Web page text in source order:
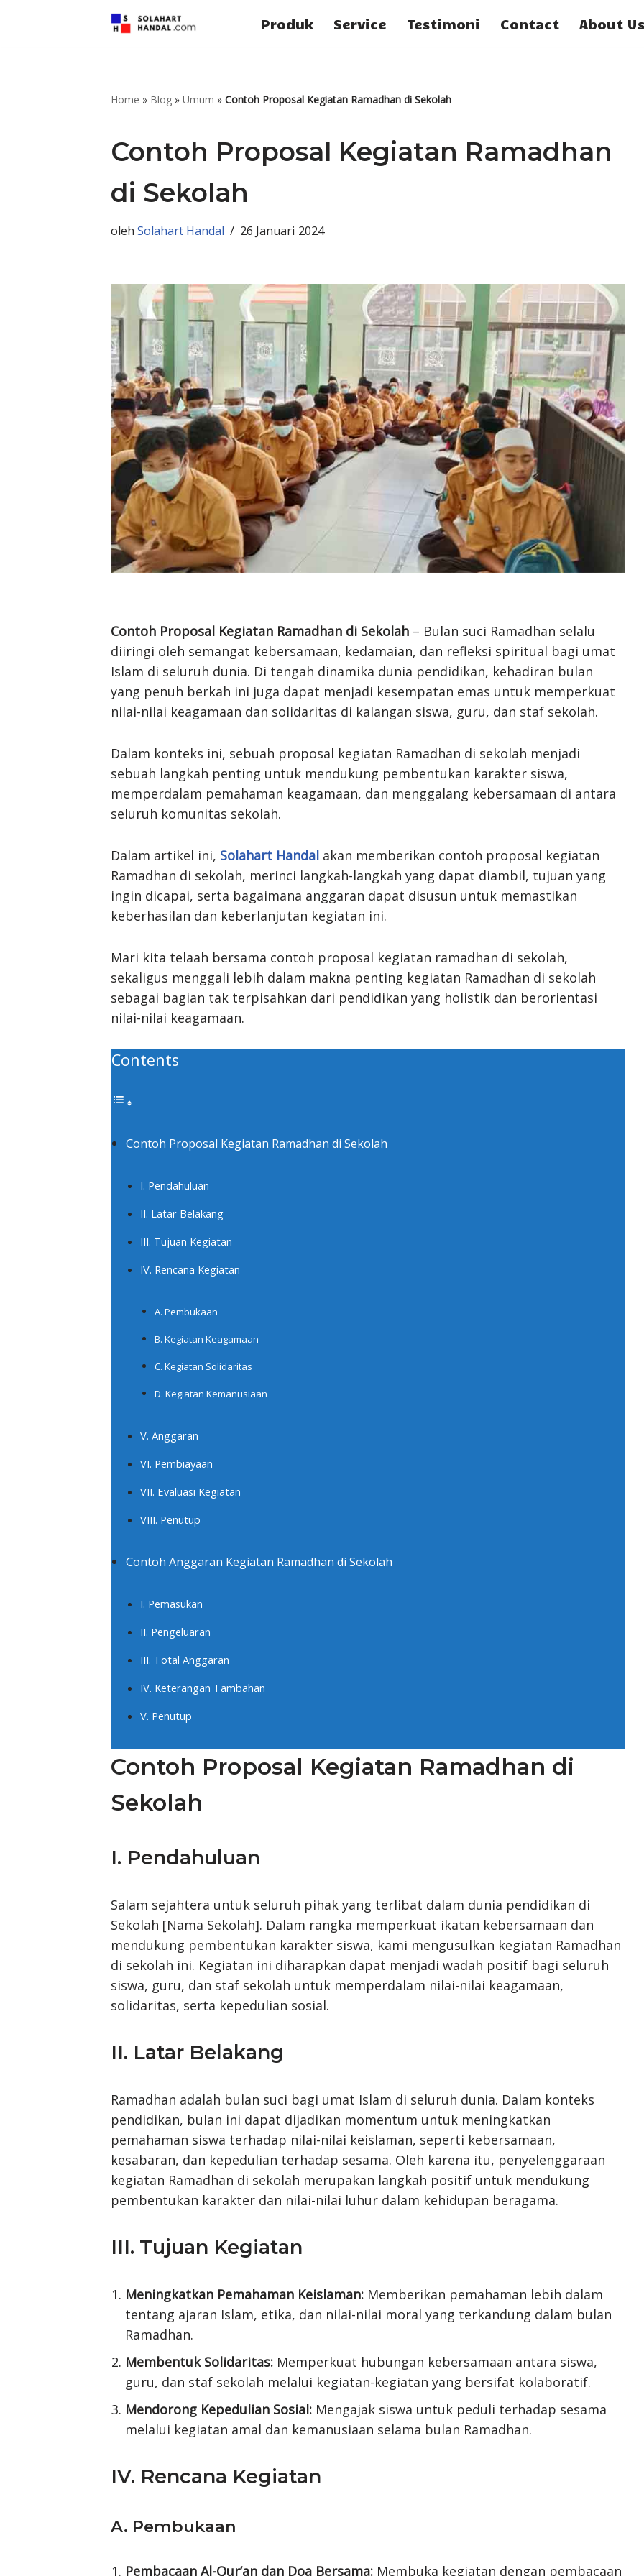
Produk Service Testimoni Contact About Us
Home » Blog » Umum » Contoh Proposal Kegiatan Ramadhan di Sekolah
Contoh Proposal Kegiatan Ramadhan
di Sekolah
oleh Solahart Handal 26 Januari 2024
Contoh Proposal Kegiatan Ramadhan di Sekolah – Bulan suci Ramadhan selalu
diiringi oleh semangat kebersamaan, kedamaian, dan refleksi spiritual bagi umat
Islam di seluruh dunia. Di tengah dinamika dunia pendidikan, kehadiran bulan
yang penuh berkah ini juga dapat menjadi kesempatan emas untuk memperkuat
nilai-nilai keagamaan dan solidaritas di kalangan siswa, guru, dan staf sekolah.
Dalam konteks ini, sebuah proposal kegiatan Ramadhan di sekolah menjadi
sebuah langkah penting untuk mendukung pembentukan karakter siswa,
memperdalam pemahaman keagamaan, dan menggalang kebersamaan di antara
seluruh komunitas sekolah.
Dalam artikel ini, Solahart Handal akan memberikan contoh proposal kegiatan
Ramadhan di sekolah, merinci langkah-langkah yang dapat diambil, tujuan yang
ingin dicapai, serta bagaimana anggaran dapat disusun untuk memastikan
keberhasilan dan keberlanjutan kegiatan ini.
Mari kita telaah bersama contoh proposal kegiatan ramadhan di sekolah,
sekaligus menggali lebih dalam makna penting kegiatan Ramadhan di sekolah
sebagai bagian tak terpisahkan dari pendidikan yang holistik dan berorientasi
nilai-nilai keagamaan.
Contents
Contoh Proposal Kegiatan Ramadhan di Sekolah
I. Pendahuluan
II. Latar Belakang
III. Tujuan Kegiatan
IV. Rencana Kegiatan
A. Pembukaan
B. Kegiatan Keagamaan
C. Kegiatan Solidaritas
D. Kegiatan Kemanusiaan
V. Anggaran
VI. Pembiayaan
VII. Evaluasi Kegiatan
VIII. Penutup
Contoh Anggaran Kegiatan Ramadhan di Sekolah
I. Pemasukan
II. Pengeluaran
III. Total Anggaran
IV. Keterangan Tambahan
V. Penutup
Contoh Proposal Kegiatan Ramadhan di
Sekolah
I. Pendahuluan
Salam sejahtera untuk seluruh pihak yang terlibat dalam dunia pendidikan di
Sekolah [Nama Sekolah]. Dalam rangka memperkuat ikatan kebersamaan dan
mendukung pembentukan karakter siswa, kami mengusulkan kegiatan Ramadhan
di sekolah ini. Kegiatan ini diharapkan dapat menjadi wadah positif bagi seluruh
siswa, guru, dan staf sekolah untuk memperdalam nilai-nilai keagamaan,
solidaritas, serta kepedulian sosial.
II. Latar Belakang
Ramadhan adalah bulan suci bagi umat Islam di seluruh dunia. Dalam konteks
pendidikan, bulan ini dapat dijadikan momentum untuk meningkatkan
pemahaman siswa terhadap nilai-nilai keislaman, seperti kebersamaan,
kesabaran, dan kepedulian terhadap sesama. Oleh karena itu, penyelenggaraan
kegiatan Ramadhan di sekolah merupakan langkah positif untuk mendukung
pembentukan karakter dan nilai-nilai luhur dalam kehidupan beragama.
III. Tujuan Kegiatan
Meningkatkan Pemahaman Keislaman: Memberikan pemahaman lebih dalam
tentang ajaran Islam, etika, dan nilai-nilai moral yang terkandung dalam bulan
Ramadhan.
Membentuk Solidaritas: Memperkuat hubungan kebersamaan antara siswa,
guru, dan staf sekolah melalui kegiatan-kegiatan yang bersifat kolaboratif.
Mendorong Kepedulian Sosial: Mengajak siswa untuk peduli terhadap sesama
melalui kegiatan amal dan kemanusiaan selama bulan Ramadhan.
IV. Rencana Kegiatan
A. Pembukaan
Pembacaan Al-Qur’an dan Doa Bersama: Membuka kegiatan dengan pembacaan